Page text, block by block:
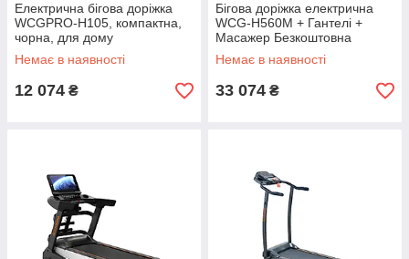
Електрична бігова доріжка
WCGPRO-H105, компактна,
чорна, для дому
Немає в наявності
12 074 ₴
Бігова доріжка електрична
WCG-H560М + Гантелі +
Масажер Безкоштовна
доставка
Немає в наявності
33 074 ₴